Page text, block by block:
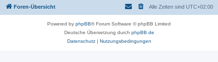
Foren-Übersicht Alle Zeiten sind UTC+02:00
Powered by phpBB® Forum Software © phpBB Limited
Deutsche Übersetzung durch phpBB.de
Datenschutz| Nutzungsbedingungen